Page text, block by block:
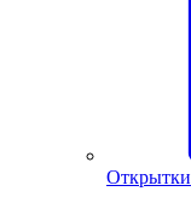
Открытки